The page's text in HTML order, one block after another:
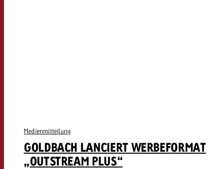
Medienmitteilung
GOLDBACH LANCIERT WERBEFORMAT
„OUTSTREAM PLUS“